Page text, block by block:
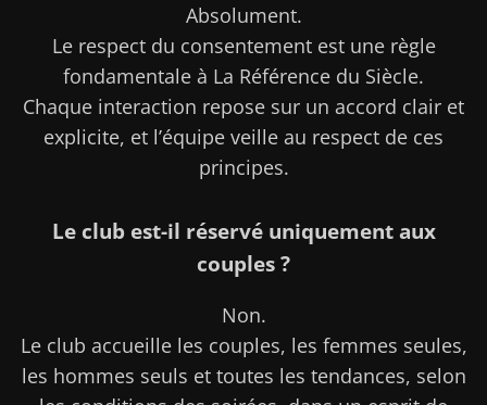
Absolument.
Le respect du consentement est une règle
fondamentale à La Référence du Siècle.
Chaque interaction repose sur un accord clair et
explicite, et l’équipe veille au respect de ces
principes.
Le club est-il réservé uniquement aux
couples ?
Non.
Le club accueille les couples, les femmes seules,
les hommes seuls et toutes les tendances, selon